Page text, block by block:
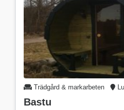
Trädgård & markarbeten
Bastu